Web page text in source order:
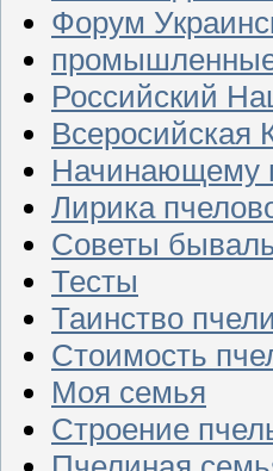
Форум
Российский
Всеросийская
Начинающему
Лирика
Советы
Тесты
Таинство
Стоимость
Моя семья
Строение